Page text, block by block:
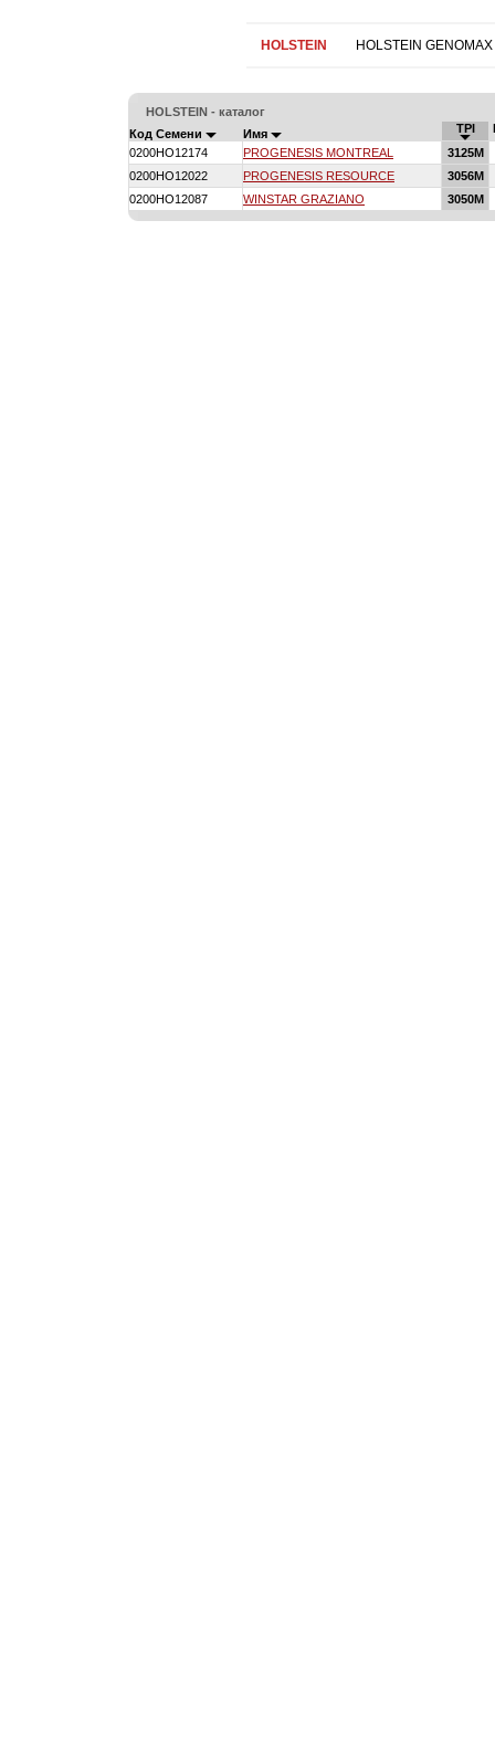
HOLSTEIN HOLSTEIN GENOMAX
HOLSTEIN - каталог
Код Семени
Имя TPI
0200HO12174
PROGENESIS MONTREAL
3125M
0200HO12022
PROGENESIS RESOURCE
3056M
0200HO12087
WINSTAR GRAZIANO 3050M